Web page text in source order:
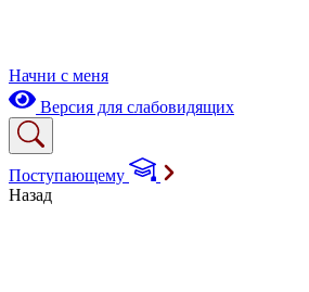
Начни с меня
Версия для слабовидящих
Поступающему
Назад